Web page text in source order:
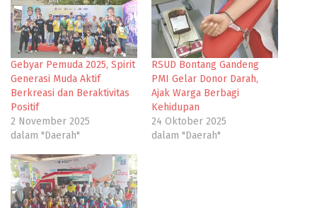
Gebyar Pemuda 2025, Spirit
Generasi Muda Aktif
Berkreasi dan Beraktivitas
Positif
2 November 2025
dalam "Daerah"
RSUD Bontang Gandeng
PMI Gelar Donor Darah,
Ajak Warga Berbagi
Kehidupan
24 Oktober 2025
dalam "Daerah"